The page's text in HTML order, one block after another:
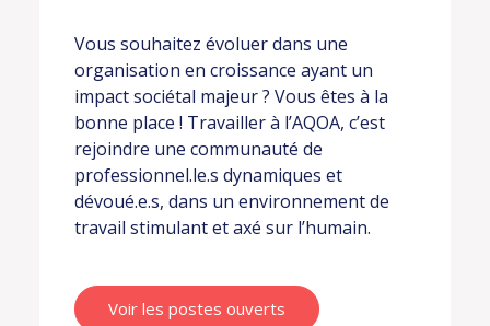
Vous souhaitez évoluer dans une
organisation en croissance ayant un
impact sociétal majeur ? Vous êtes à la
bonne place ! Travailler à l’AQOA, c’est
rejoindre une communauté de
professionnel.le.s dynamiques et
dévoué.e.s, dans un environnement de
travail stimulant et axé sur l’humain.
Voir les postes ouverts